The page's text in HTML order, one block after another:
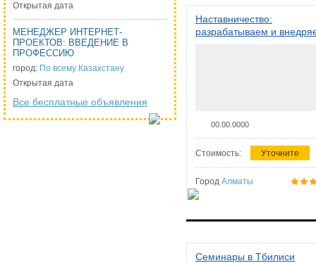
Открытая дата
МЕНЕДЖЕР ИНТЕРНЕТ-
ПРОЕКТОВ: ВВЕДЕНИЕ В
ПРОФЕССИЮ
город: По всему Казахстану
Открытая дата
Все бесплатные объявления
Наставничество:
разрабатываем и
00.00.0000
Стоимость: Уточните
Город Алматы
Семинары в Тбилиси